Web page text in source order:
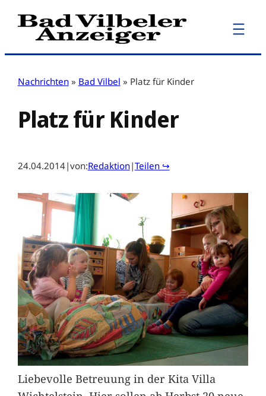
Zum
Inhalt
Nachrichten » Bad Vilbel » Platz für Kinder
Platz für Kinder
24.04.2014|von:Redaktion|Teilen ↪
Liebevolle Betreuung in der Kita Villa